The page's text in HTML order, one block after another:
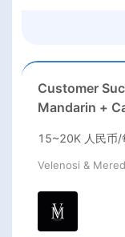
Customer
Mandarin +
15~20K 人民币/
Velenosi &